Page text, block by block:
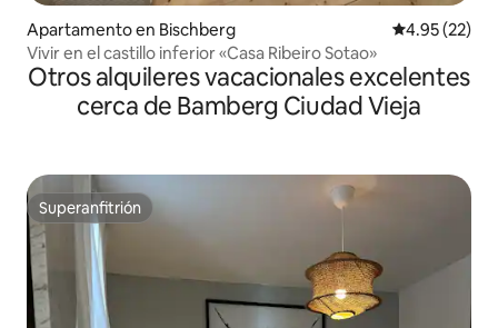
Apartamento en Bischberg Calificación
4.95 (22)
Vivir en el castillo inferior «Casa Ribeiro Sotao»
Otros alquileres vacacionales excelentes
cerca de Bamberg Ciudad Vieja
Superanfitrión
Superanfitrión